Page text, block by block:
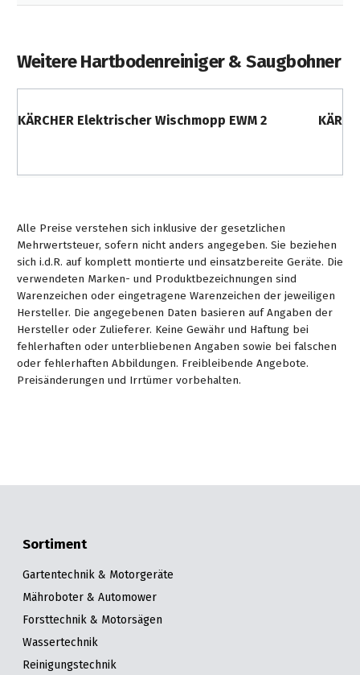
Weitere Hartbodenreiniger & Saugbohner
KÄRCHER Elektrischer Wischmopp EWM 2
Alle Preise verstehen sich inklusive der gesetzlichen
Mehrwertsteuer, sofern nicht anders angegeben. Sie beziehen
sich i.d.R. auf komplett montierte und einsatzbereite Geräte. Die
verwendeten Marken- und Produktbezeichnungen sind
Warenzeichen oder eingetragene Warenzeichen der jeweiligen
Hersteller. Die angegebenen Daten basieren auf Angaben der
Hersteller oder Zulieferer. Keine Gewähr und Haftung bei
fehlerhaften oder unterbliebenen Angaben sowie bei falschen
oder fehlerhaften Abbildungen. Freibleibende Angebote.
Preisänderungen und Irrtümer vorbehalten.
Sortiment
Gartentechnik & Motorgeräte
Mähroboter & Automower
Forsttechnik & Motorsägen
Wassertechnik
Reinigungstechnik